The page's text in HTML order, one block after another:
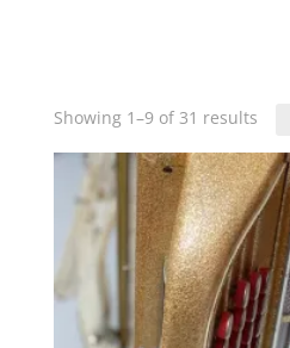
Showing 1–9 of 31 results